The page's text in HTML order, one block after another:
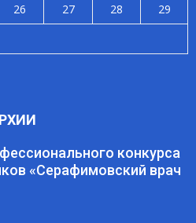
26 27 28
29
конкурса
«Серафимовский врач